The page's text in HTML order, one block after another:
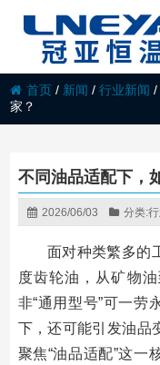
首页 / 新闻 /行业新闻
家？
不同油品适配下，
2026/06/03 分类:
面对种类繁多
度齿轮油，从矿物
非“通用型号”可一劳
下，还可能引发油品
聚焦“油品适配”这一